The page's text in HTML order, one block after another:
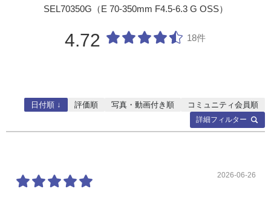
SEL70350G（E 70-350mm F4.5-6.3 G OSS）
4.72 18件
詳細フィルター
日付順 ↓ 評価順 写真・動画付き順 コミュニティ会員順
2026-06-26